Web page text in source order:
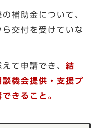
補助金について、
交付を受けていな
て申請でき、 結
機会提供・支援プ
きること。